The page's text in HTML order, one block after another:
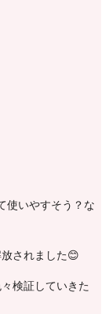
使いやすそう？な
されました😊
検証していきた